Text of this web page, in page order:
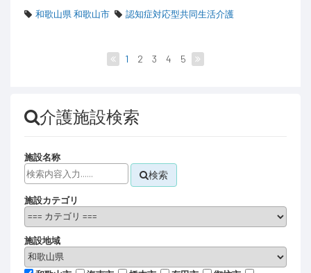
和歌山県 和歌山市
認知症対応型共同生活介護
1 2 3 4 5
介護施設検索
施設名称
検索
施設カテゴリ
施設地域